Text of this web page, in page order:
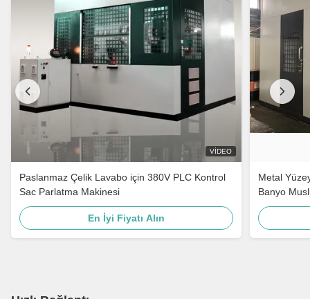
VIDEO
Paslanmaz Çelik Lavabo için 380V PLC Kontrol
Sac Parlatma Makinesi
En İyi Fiyatı Alın
Metal
Banyo
Çelik Kapı